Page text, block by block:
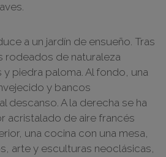
a un jardín de ensueño. Tras
rodeados de naturaleza
piedra paloma. Al fondo, una
y bancos
descanso. A la derecha se ha
acristalado de aire francés
una cocina con una mesa,
arte y esculturas neoclásicas,